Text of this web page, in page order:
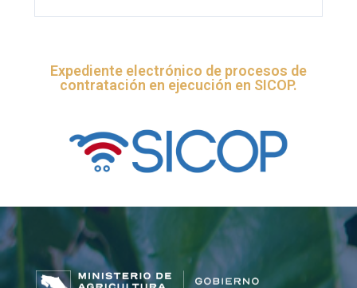
Expediente electrónico de procesos de
contratación en ejecución en SICOP.